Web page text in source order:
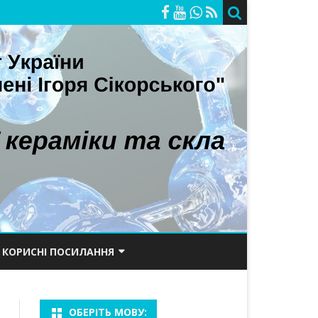
БАКАЛАВРИ
КОРИСНІ ПОСИЛАННЯ
ОБЕРІТЬ МОВУ: